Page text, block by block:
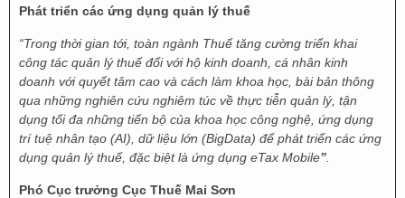
Phát triển các ứng dụng quản lý thuế
“Trong thời gian tới, toàn ngành Thuế tăng cường triển khai
công tác quản lý thuế đối với hộ kinh doanh, cá nhân kinh
doanh với quyết tâm cao và cách làm khoa học, bài bản thông
qua những nghiên cứu nghiêm túc về thực tiễn quản lý, tận
dụng tối đa những tiến bộ của khoa học công nghệ, ứng dụng
trí tuệ nhân tạo (AI), dữ liệu lớn (BigData) để phát triển các ứng
dụng quản lý thuế, đặc biệt là ứng dụng eTax Mobile”
Phó Cục trưởng Cục Thuế Mai Sơn